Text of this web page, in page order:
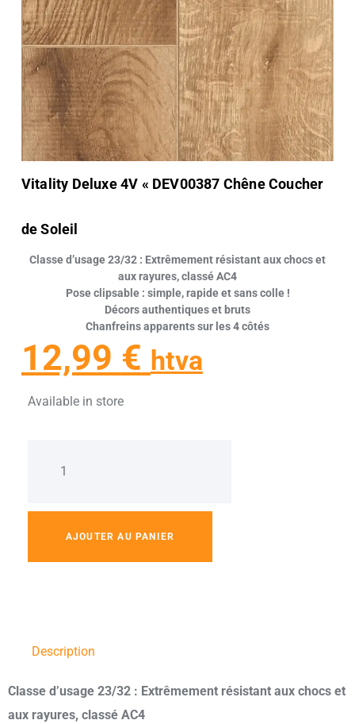
Vitality Deluxe 4V « DEV00387 Chêne Coucher
de Soleil
Classe d’usage 23/32 : Extrêmement résistant aux chocs et
aux rayures, classé AC4
Pose clipsable : simple, rapide et sans colle !
Décors authentiques et bruts
Chanfreins apparents sur les 4 côtés
12,99 € htva
Available in store
AJOUTER AU PANIER
Description
Classe d’usage 23/32 : Extrêmement résistant aux chocs et
aux rayures, classé AC4